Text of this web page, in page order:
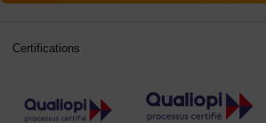
Certifications